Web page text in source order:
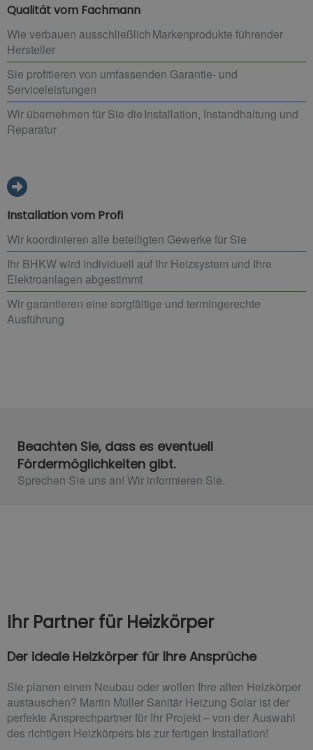
Qualität vom Fachmann
Wie verbauen ausschließlich Markenprodukte führender
Hersteller
Sie profitieren von umfassenden Garantie- und
Serviceleistungen
Wir übernehmen für Sie die Installation, Instandhaltung und
Reparatur
Installation vom Profi
Wir koordinieren alle beteiligten Gewerke für Sie
Ihr BHKW wird individuell auf Ihr Heizsystem und Ihre
Elektroanlagen abgestimmt
Wir garantieren eine sorgfältige und termingerechte
Ausführung
Beachten Sie, dass es eventuell
Fördermöglichkeiten gibt.
Sprechen Sie uns an! Wir informieren Sie.​
Ihr Partner für Heizkörper
Der ideale Heizkörper für Ihre Ansprüche
Sie planen einen Neubau oder wollen Ihre alten Heizkörper
austauschen? Martin Müller Sanitär Heizung Solar ist der
perfekte Ansprechpartner für Ihr Projekt – von der Auswahl
des richtigen Heizkörpers bis zur fertigen Installation!